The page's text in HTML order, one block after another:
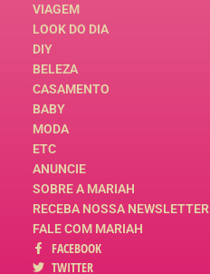
VIAGEM
LOOK DO DIA
DIY
BELEZA
CASAMENTO
BABY
MODA
ETC
ANUNCIE
SOBRE A MARIAH
RECEBA NOSSA NEWSLETTER
FALE COM MARIAH
FACEBOOK
TWITTER